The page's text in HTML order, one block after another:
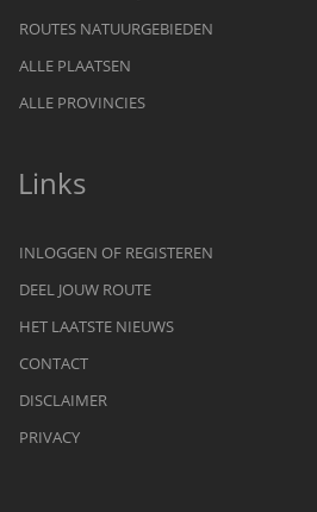
ROUTES NATUURGEBIEDEN
ALLE PLAATSEN
ALLE PROVINCIES
Links
INLOGGEN OF REGISTEREN
DEEL JOUW ROUTE
HET LAATSTE NIEUWS
CONTACT
DISCLAIMER
PRIVACY